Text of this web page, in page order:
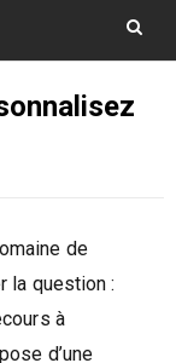
de
la question :
à
d’une